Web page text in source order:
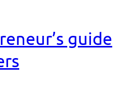
guide